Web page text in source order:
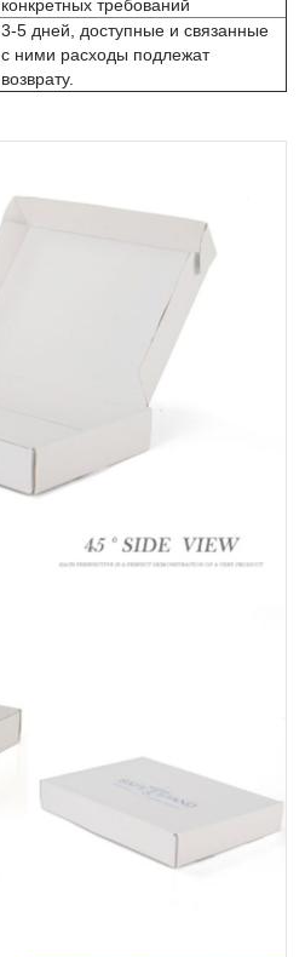
конкретных требований
3-5 дней, доступные и связанные
с ними расходы подлежат
возврату.